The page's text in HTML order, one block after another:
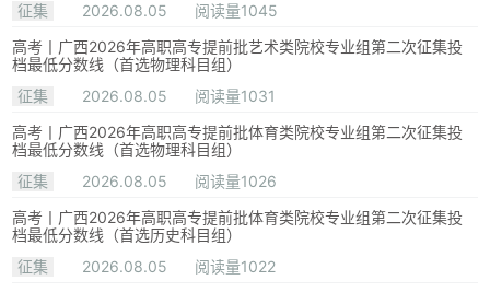
征集
2026.08.05
阅读量1045
高考丨广西2026年高职高专提前批艺术类院校专业组第二次征集投
档最低分数线（首选物理科目组）
征集
2026.08.05
阅读量1031
高考丨广西2026年高职高专提前批体育类院校专业组第二次征集投
档最低分数线（首选物理科目组）
征集
2026.08.05
阅读量1026
高考丨广西2026年高职高专提前批体育类院校专业组第二次征集投
档最低分数线（首选历史科目组）
征集
2026.08.05
阅读量1022